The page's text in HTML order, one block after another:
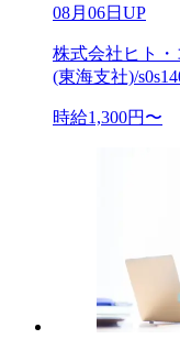
08月06日UP
株式会社ヒト
(東海支社)/
時給1,300円〜